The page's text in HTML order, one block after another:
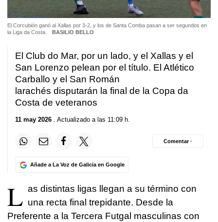
El Corcubión ganó al Xallas por 3-2, y los de Santa Comba pasan a ser segundos en
la Liga da Costa.
BASILIO BELLO
El Club do Mar, por un lado, y el Xallas y el
San Lorenzo pelean por el título. El Atlético
Carballo y el San Román
larachés disputarán la final de la Copa da
Costa de veteranos
11 may 2026 . Actualizado a las 11:09 h.
Añade a La Voz de Galicia en Google
Comentar ·
L as distintas ligas llegan a su término con
una recta final trepidante. Desde la
Preferente a la Tercera Futgal masculinas con